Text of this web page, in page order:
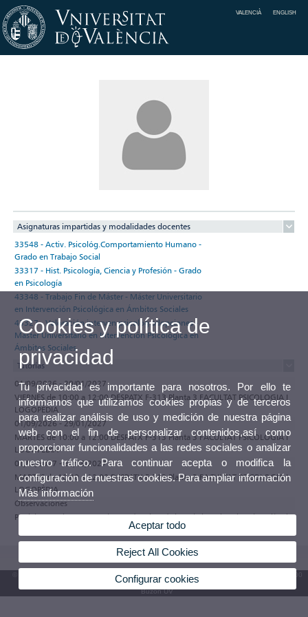
VALENCIÀ ENGLISH
Asignaturas impartidas y modalidades docentes
33548 - Activ. Psicológ.Comportamiento Humano -
Grado en Trabajo Social
33317 - Hist. Psicología, Ciencia y Profesión - Grado
en Psicología
43348 - Trabajo Fin de Máster - Máster Universitario
en Intervención Psicológica en Ámbitos Sociales
43327 - Valoración interven psicológ adopciones -
Máster Universitario en Intervención Psicológica en
Ámbitos Sociales
Tutorías
01/09/2026 - 29/01/2027
VIERNES de 10:00 a 12:00 DESPATX F-313 Planta 3 FACULTAT PSICOLOGIA I
LOGOPÈDIA
01/09/2026 - 29/01/2027
MARTES de 10:00 a 12:00 DESPATX F-313 Planta 3 FACULTAT PSICOLOGIA I
LOGOPÈDIA
01/02/2027 - 31/08/2027
MARTES de 10:00 a 12:00 DESPATX F-313 Planta 3 FACULTAT PSICOLOGIA I
LOGOPÈDIA
Observaciones
Participa en el programa de tutorías electrónicas de la Universitat de València
© 2026 UV. - Av. Blasco Ibáñez, 13. 46010 València. Espanya. Tel. UV: (+34) 963 86 41 00
Buzón UV
Cookies y política de
privacidad
Tu privacidad es importante para nosotros. Por ello te
informamos que utilizamos cookies propias y de terceros
para realizar análisis de uso y medición de nuestra página
web con el fin de personalizar contenidos,así como
proporcionar funcionalidades a las redes sociales o analizar
nuestro tráfico. Para continuar acepta o modifica la
configuración de nuestras cookies. Para ampliar información
Más información
Aceptar todo
Reject All Cookies
Configurar cookies